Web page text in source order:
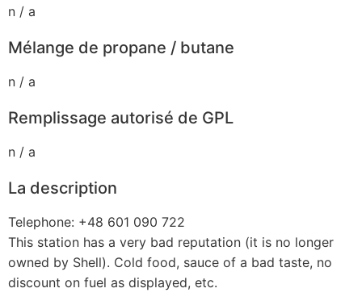
n / a
Mélange de propane / butane
n / a
Remplissage autorisé de GPL
n / a
La description
Telephone: +48 601 090 722
This station has a very bad reputation (it is no longer
owned by Shell). Cold food, sauce of a bad taste, no
discount on fuel as displayed, etc.